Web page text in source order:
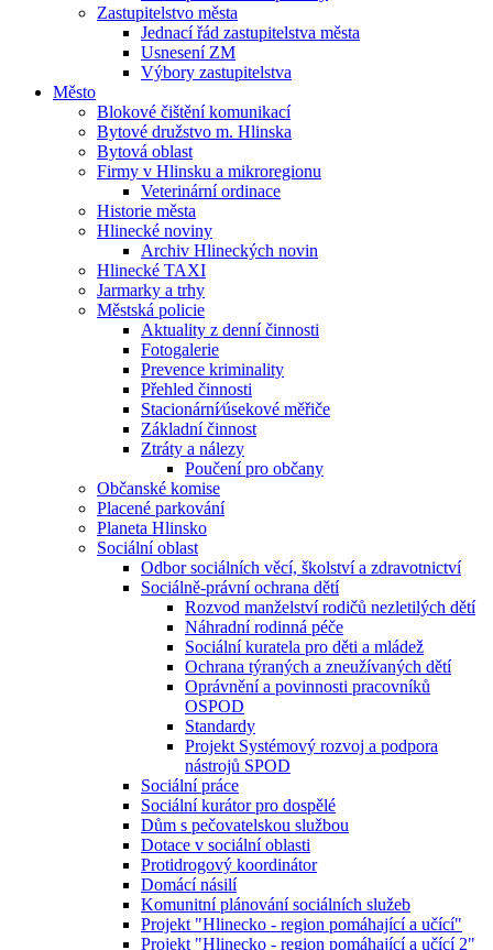
Zastupitelstvo města
Jednací řád zastupitelstva města
Usnesení ZM
Výbory zastupitelstva
Město
Blokové čištění komunikací
Bytové družstvo m. Hlinska
Bytová oblast
Firmy v Hlinsku a mikroregionu
Veterinární ordinace
Historie města
Hlinecké noviny
Archiv Hlineckých novin
Hlinecké TAXI
Jarmarky a trhy
Městská policie
Aktuality z denní činnosti
Fotogalerie
Prevence kriminality
Přehled činnosti
Stacionární⁄úsekové měřiče
Základní činnost
Ztráty a nálezy
Poučení pro občany
Občanské komise
Placené parkování
Planeta Hlinsko
Sociální oblast
Odbor sociálních věcí, školství a zdravotnictví
Sociálně-právní ochrana dětí
Rozvod manželství rodičů nezletilých dětí
Náhradní rodinná péče
Sociální kuratela pro děti a mládež
Ochrana týraných a zneužívaných dětí
Oprávnění a povinnosti pracovníků
OSPOD
Standardy
Projekt Systémový rozvoj a podpora
nástrojů SPOD
Sociální práce
Sociální kurátor pro dospělé
Dům s pečovatelskou službou
Dotace v sociální oblasti
Protidrogový koordinátor
Domácí násilí
Komunitní plánování sociálních služeb
Projekt "Hlinecko - region pomáhající a učící"
Projekt "Hlinecko - region pomáhající a učící 2"